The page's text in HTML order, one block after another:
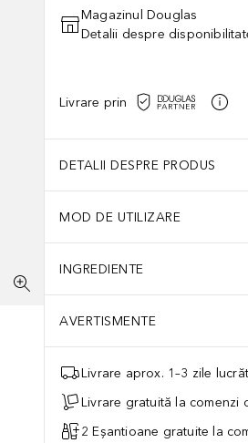
Magazinul Douglas
Detalii despre
Livrare prin
DETALII DESPRE PRODUS
MOD DE UTILIZARE
INGREDIENTE
AVERTISMENTE
Livrare aprox. 1–3 zile
Livrare gratuită la comenzi
2 Eșantioane gratuite la